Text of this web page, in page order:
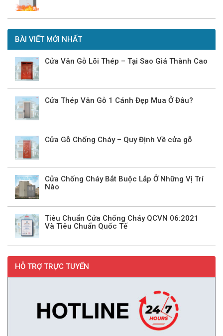
BÀI VIẾT MỚI NHẤT
Cửa Vân Gỗ Lõi Thép – Tại Sao Giá Thành Cao
Cửa Thép Vân Gỗ 1 Cánh Đẹp Mua Ở Đâu?
Cửa Gỗ Chống Cháy – Quy Định Về cửa gỗ
Cửa Chống Cháy Bắt Buộc Lắp Ở Những Vị Trí
Nào
Tiêu Chuẩn Cửa Chống Cháy QCVN 06:2021
Và Tiêu Chuẩn Quốc Tế
HỖ TRỢ TRỰC TUYẾN